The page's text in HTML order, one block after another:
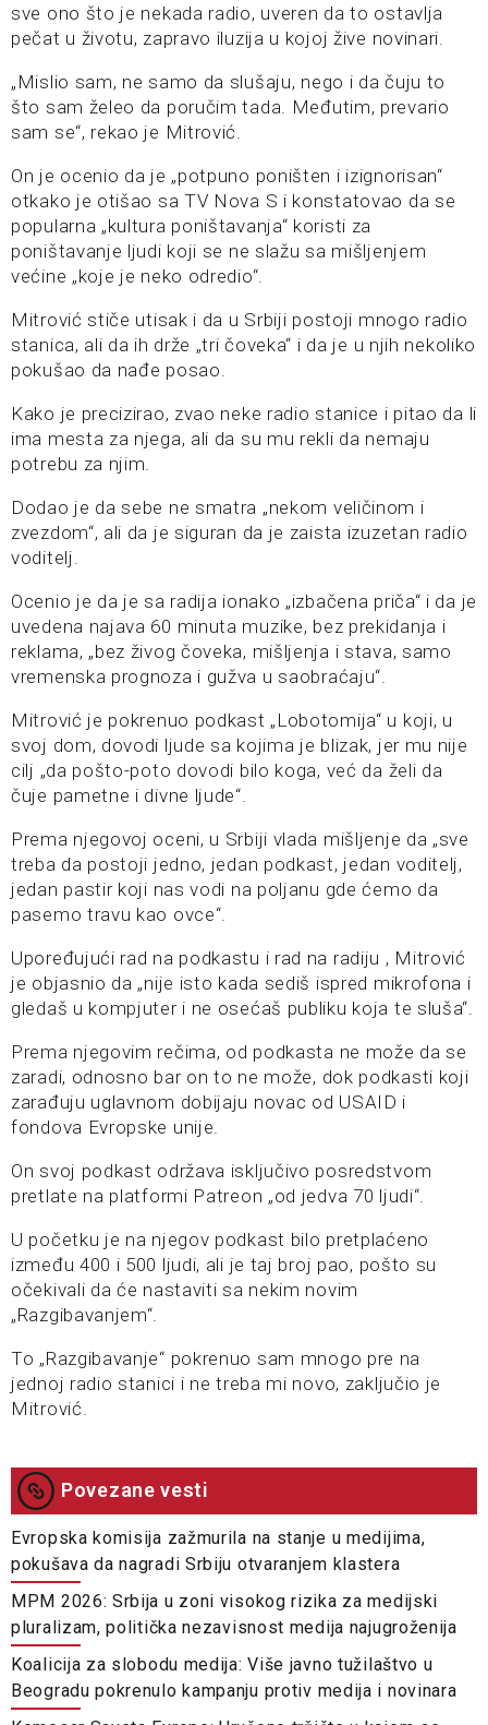
sve ono što je nekada radio, uveren da to ostavlja
pečat u životu, zapravo iluzija u kojoj žive novinari.
„Mislio sam, ne samo da slušaju, nego i da čuju to
što sam želeo da poručim tada. Međutim, prevario
sam se“, rekao je Mitrović.
On je ocenio da je „potpuno poništen i izignorisan“
otkako je otišao sa TV Nova S i konstatovao da se
popularna „kultura poništavanja“ koristi za
poništavanje ljudi koji se ne slažu sa mišljenjem
većine „koje je neko odredio“.
Mitrović stiče utisak i da u Srbiji postoji mnogo radio
stanica, ali da ih drže „tri čoveka“ i da je u njih nekoliko
pokušao da nađe posao.
Kako je precizirao, zvao neke radio stanice i pitao da li
ima mesta za njega, ali da su mu rekli da nemaju
potrebu za njim.
Dodao je da sebe ne smatra „nekom veličinom i
zvezdom“, ali da je siguran da je zaista izuzetan radio
voditelj.
Ocenio je da je sa radija ionako „izbačena priča“ i da je
uvedena najava 60 minuta muzike, bez prekidanja i
reklama, „bez živog čoveka, mišljenja i stava, samo
vremenska prognoza i gužva u saobraćaju“.
Mitrović je pokrenuo podkast „Lobotomija“ u koji, u
svoj dom, dovodi ljude sa kojima je blizak, jer mu nije
cilj „da pošto-poto dovodi bilo koga, već da želi da
čuje pametne i divne ljude“.
Prema njegovoj oceni, u Srbiji vlada mišljenje da „sve
treba da postoji jedno, jedan podkast, jedan voditelj,
jedan pastir koji nas vodi na poljanu gde ćemo da
pasemo travu kao ovce“.
Upoređujući rad na podkastu i rad na radiju , Mitrović
je objasnio da „nije isto kada sediš ispred mikrofona i
gledaš u kompjuter i ne osećaš publiku koja te sluša“.
Prema njegovim rečima, od podkasta ne može da se
zaradi, odnosno bar on to ne može, dok podkasti koji
zarađuju uglavnom dobijaju novac od USAID i
fondova Evropske unije.
On svoj podkast održava isključivo posredstvom
pretlate na platformi Patreon „od jedva 70 ljudi“.
U početku je na njegov podkast bilo pretplaćeno
između 400 i 500 ljudi, ali je taj broj pao, pošto su
očekivali da će nastaviti sa nekim novim
„Razgibavanjem“.
To „Razgibavanje“ pokrenuo sam mnogo pre na
jednoj radio stanici i ne treba mi novo, zaključio je
Mitrović.
Povezane vesti
Evropska komisija zažmurila na stanje u medijima,
pokušava da nagradi Srbiju otvaranjem klastera
MPM 2026: Srbija u zoni visokog rizika za medijski
pluralizam, politička nezavisnost medija najugroženija
Koalicija za slobodu medija: Više javno tužilaštvo u
Beogradu pokrenulo kampanju protiv medija i novinara